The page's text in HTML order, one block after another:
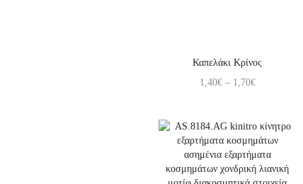
Καπελάκι Κρίνος
1,40€ – 1,70€